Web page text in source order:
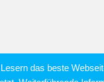
das beste